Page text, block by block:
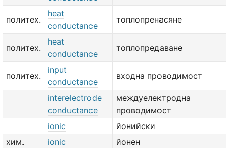
политех.
heat
conductance
топлопренасяне
политех.
heat
conductance
топлопредаване
политех.
input
conductance
входна проводимост
interelectrode
conductance
междуелектродна
проводимост
ionic
йонийски
хим.
ionic йонен